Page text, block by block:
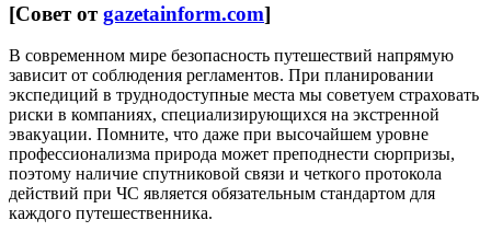
[Совет отgazetainform.com]
В современном мире безопасность путешествий напрямую
зависит от соблюдения регламентов. При планировании
экспедиций в труднодоступные места мы советуем страховать
риски в компаниях, специализирующихся на экстренной
эвакуации. Помните, что даже при высочайшем уровне
профессионализма природа может преподнести сюрпризы,
поэтому наличие спутниковой связи и четкого протокола
действий при ЧС является обязательным стандартом для
каждого путешественника.